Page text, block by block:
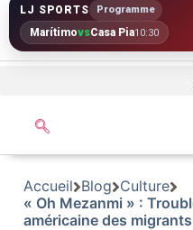
LJ SPORTS Programme
MarítimovsCasa Pia10:30
Accueil Blog Culture
« Oh Mezanmi » :
américaine des